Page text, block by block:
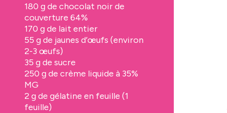
180 g de chocolat noir de
couverture 64%
170 g de lait entier
55 g de jaunes d’œufs (environ
2-3 œufs)
35 g de sucre
250 g de crème liquide à 35%
MG
2 g de gélatine en feuille (1
feuille)